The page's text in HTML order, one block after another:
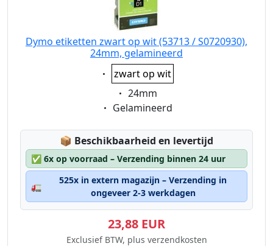
Dymo etiketten zwart op wit (53713 / S0720930),
24mm, gelamineerd
Eigenschaft:
zwart op wit
Eigenschaft:
24mm
Eigenschaft:
Gelamineerd
📦 Lagerstatus:
Beschikbaarheid en levertijd
✅ 6x op voorraad – Verzending binnen 24 uur
🚛
525x in extern magazijn – Verzending in
ongeveer 2-3 werkdagen
23,88 EUR
Exclusief BTW, plus verzendkosten